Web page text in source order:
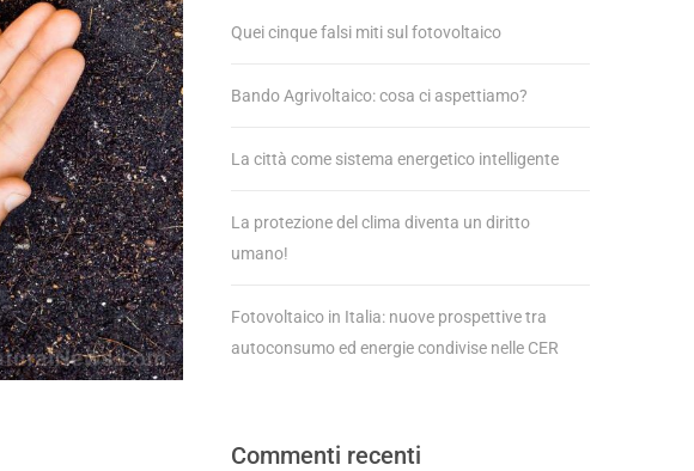
Quei cinque falsi miti sul fotovoltaico
Bando Agrivoltaico: cosa ci aspettiamo?
La città come sistema energetico intelligente
La protezione del clima diventa un diritto
umano!
Fotovoltaico in Italia: nuove prospettive tra
autoconsumo ed energie condivise nelle CER
Commenti recenti